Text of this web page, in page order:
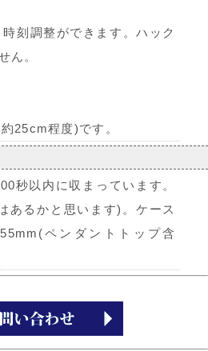
刻調整ができます。ハック
ん。
25cm程度)です。
秒以内に収まっています。
あるかと思います)。ケース
ペンダントトップ含